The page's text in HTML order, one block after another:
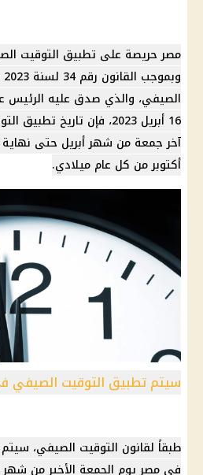
مصر حريصة على تطبيق التوقيت
وبموجب القانون رقم 34 لسنة 2023 بشأن تقرير نظام
الصيفي، والذي صدق عليه الرئيس
16 أبريل 2023، فإن تاريخ
تطبيق
آخر جمعة من شهر أبريل حتى
أكتوبر من كل عام ميلادي.
سيتم تطبيق التوقيت الصيفي
طبقاً لقانون التوقيت الصيفي،
في مصريوم الجمعة الأخير من شهر